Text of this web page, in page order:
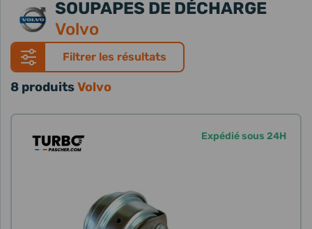
SOUPAPES DE DÉCHARGE
Volvo
Filtrer les résultats
8 produitsVolvo
Expédié sous 24H